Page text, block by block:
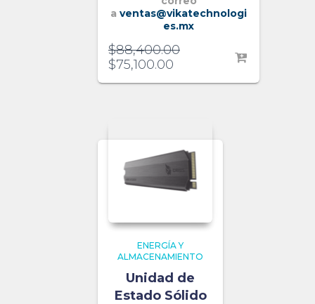
a ventas@vikatechnologi
es.mx
$88,400.00
$75,100.00
ENERGÍA Y
ALMACENAMIENTO
Unidad de
Estado Sólido